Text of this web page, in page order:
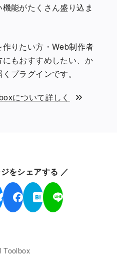
能がたくさん盛り込ま
りたい方・Web制作者
もおすすめしたい、か
プラグインです。
について詳しく
ジをシェアする ／
Toolbox